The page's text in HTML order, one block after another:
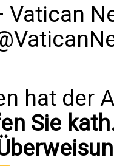
Vatican
hat der
Sie